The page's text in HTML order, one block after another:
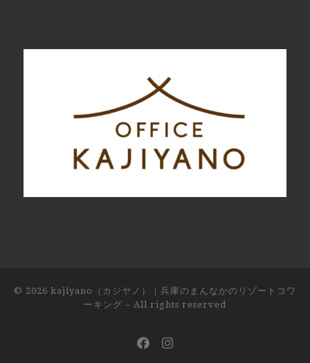
© 2026 kajiyano（カジヤノ）｜兵庫のまんなかのリゾートコワ
ーキング – All rights reserved